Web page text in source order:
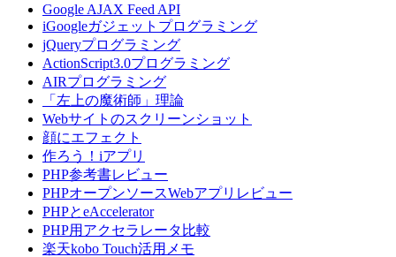
Google AJAX Feed API
iGoogleガジェットプログラミング
jQueryプログラミング
ActionScript3.0プログラミング
AIRプログラミング
「左上の魔術師」理論
Webサイトのスクリーンショット
顔にエフェクト
作ろう！iアプリ
PHP参考書レビュー
PHPオープンソースWebアプリレビュー
PHPとeAccelerator
PHP用アクセラレータ比較
楽天kobo Touch活用メモ